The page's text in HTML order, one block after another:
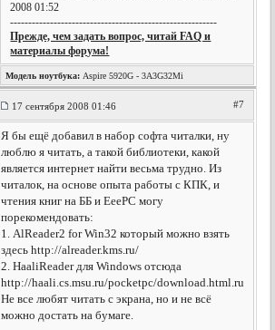
2008 01:52
---------------------------------------------------------
Прежде, чем задать вопрос, читай FAQ и
материалы форума!
Модель ноутбука: Aspire 5920G - 3A3G32Mi
17 сентября 2008 01:46 #7
Я бы ещё добавил в набор софта читалки, ну
люблю я читать, а такой библиотеки, какой
является интернет найти весьма трудно. Из
читалок, на основе опыта работы с КПК, и
чтения книг на ББ и EeePC могу
порекомендовать:
1. AlReader2 for Win32 который можно взять
здесь http://alreader.kms.ru/
2. HaaliReader для Windows отсюда
http://haali.cs.msu.ru/pocketpc/download.html.ru
Не все любят читать с экрана, но и не всё
можно достать на бумаге.